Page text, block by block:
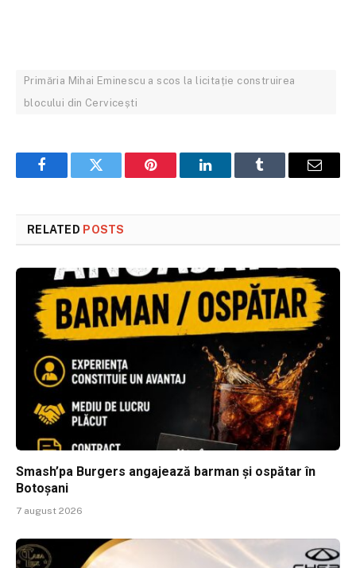
Primăria Mihai Eminescu a scos la licitație construirea
blocului din Cervicești
FacebookTwitter Pinterest LinkedInTumblr Email
RELATED POSTS
Smash’pa Burgers angajează barman și ospătar în
Botoșani
7 august 2026